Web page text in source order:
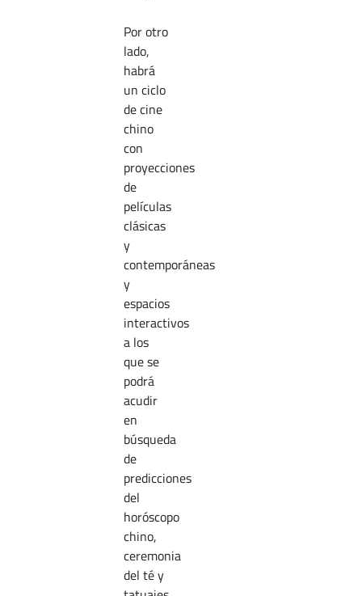
Por otro
lado,
habrá
un ciclo
de cine
chino
con
proyecciones
de
películas
clásicas
y
contemporáneas
y
espacios
interactivos
a los
que se
podrá
acudir
en
búsqueda
de
predicciones
del
horóscopo
chino,
ceremonia
del té y